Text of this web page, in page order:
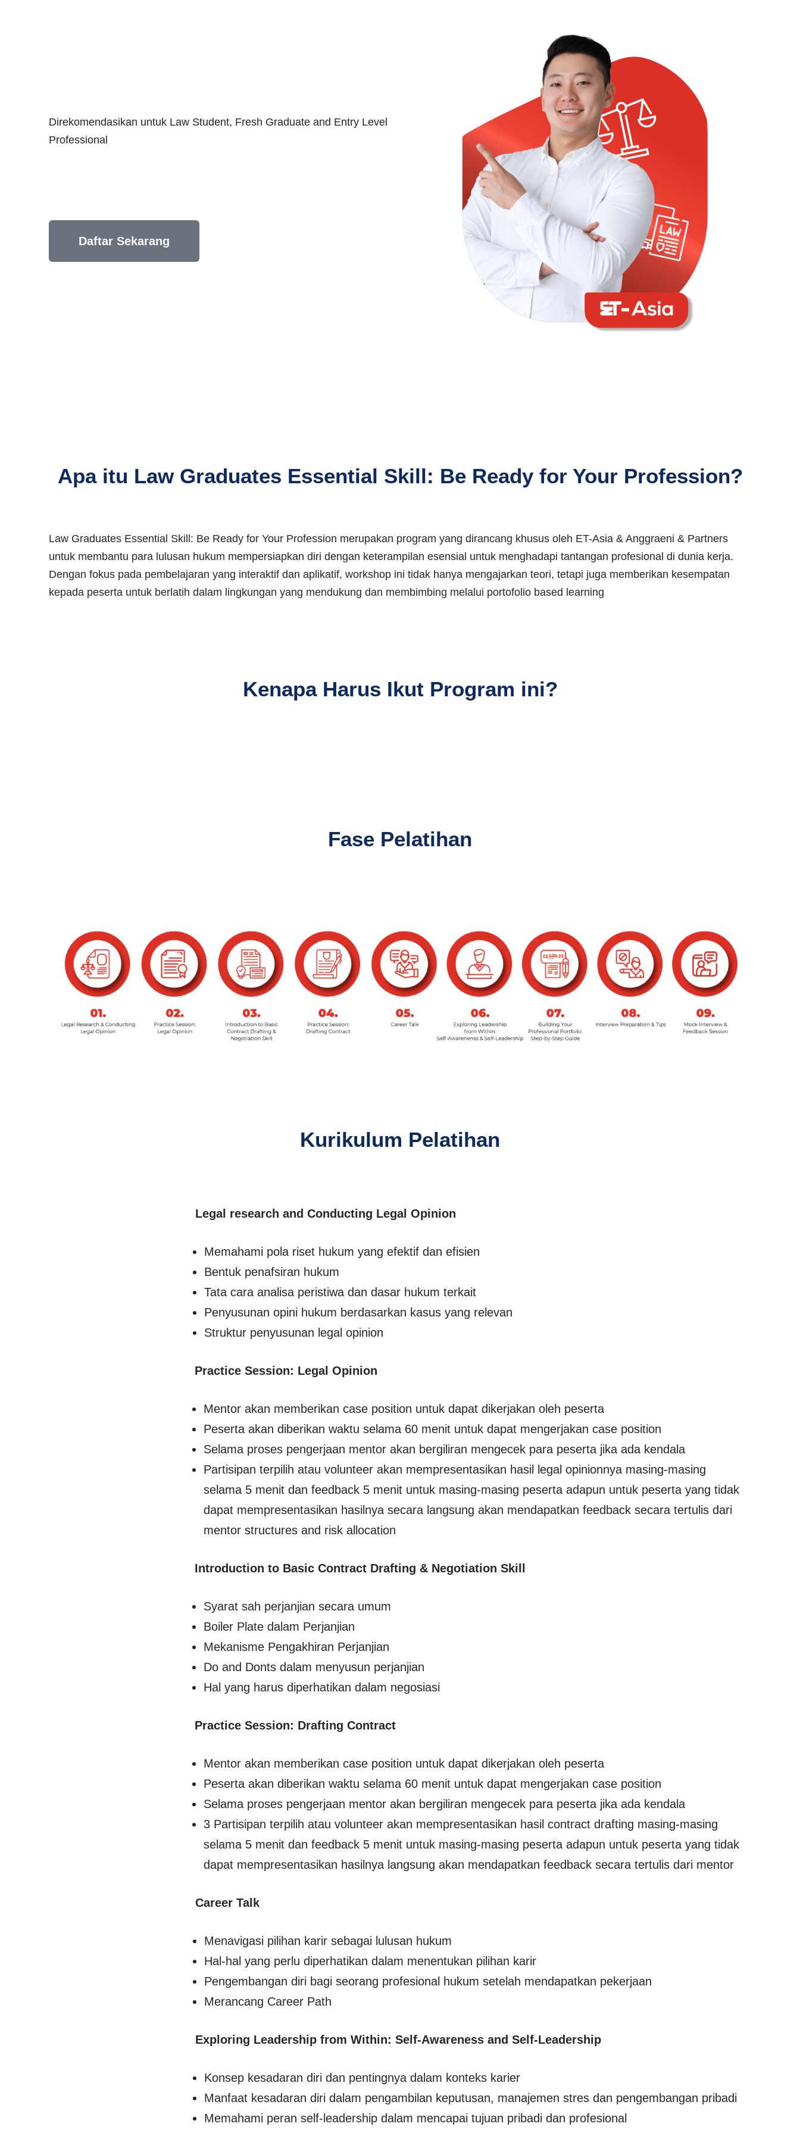
Direkomendasikan untuk Law Student, Fresh Graduate and Entry Level
Professional
Daftar Sekarang
Apa itu Law Graduates Essential Skill: Be Ready for Your Profession?
Law Graduates Essential Skill: Be Ready for Your Profession merupakan program yang dirancang khusus oleh ET-Asia & Anggraeni & Partners
untuk membantu para lulusan hukum mempersiapkan diri dengan keterampilan esensial untuk menghadapi tantangan profesional di dunia kerja.
Dengan fokus pada pembelajaran yang interaktif dan aplikatif, workshop ini tidak hanya mengajarkan teori, tetapi juga memberikan kesempatan
kepada peserta untuk berlatih dalam lingkungan yang mendukung dan membimbing melalui portofolio based learning
Kenapa Harus Ikut Program ini?
Fase Pelatihan
Kurikulum Pelatihan
Legal research and Conducting Legal Opinion
Memahami pola riset hukum yang efektif dan efisien
Bentuk penafsiran hukum
Tata cara analisa peristiwa dan dasar hukum terkait
Penyusunan opini hukum berdasarkan kasus yang relevan
Struktur penyusunan legal opinion
Practice Session: Legal Opinion
Mentor akan memberikan case position untuk dapat dikerjakan oleh peserta
Peserta akan diberikan waktu selama 60 menit untuk dapat mengerjakan case position
Selama proses pengerjaan mentor akan bergiliran mengecek para peserta jika ada kendala
Partisipan terpilih atau volunteer akan mempresentasikan hasil legal opinionnya masing-masing
selama 5 menit dan feedback 5 menit untuk masing-masing peserta adapun untuk peserta yang tidak
dapat mempresentasikan hasilnya secara langsung akan mendapatkan feedback secara tertulis dari
mentor structures and risk allocation
Introduction to Basic Contract Drafting & Negotiation Skill
Syarat sah perjanjian secara umum
Boiler Plate dalam Perjanjian
Mekanisme Pengakhiran Perjanjian
Do and Donts dalam menyusun perjanjian
Hal yang harus diperhatikan dalam negosiasi
Practice Session: Drafting Contract
Mentor akan memberikan case position untuk dapat dikerjakan oleh peserta
Peserta akan diberikan waktu selama 60 menit untuk dapat mengerjakan case position
Selama proses pengerjaan mentor akan bergiliran mengecek para peserta jika ada kendala
3 Partisipan terpilih atau volunteer akan mempresentasikan hasil contract drafting masing-masing
selama 5 menit dan feedback 5 menit untuk masing-masing peserta adapun untuk peserta yang tidak
dapat mempresentasikan hasilnya langsung akan mendapatkan feedback secara tertulis dari mentor
Career Talk
Menavigasi pilihan karir sebagai lulusan hukum
Hal-hal yang perlu diperhatikan dalam menentukan pilihan karir
Pengembangan diri bagi seorang profesional hukum setelah mendapatkan pekerjaan
Merancang Career Path
Exploring Leadership from Within: Self-Awareness and Self-Leadership
Konsep kesadaran diri dan pentingnya dalam konteks karier
Manfaat kesadaran diri dalam pengambilan keputusan, manajemen stres dan pengembangan pribadi
Memahami peran self-leadership dalam mencapai tujuan pribadi dan profesional